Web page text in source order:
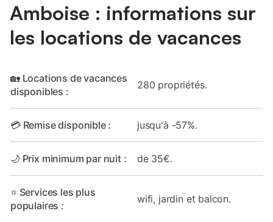
Amboise : informations sur
les locations de vacances
🏡 Locations de vacances
disponibles :
280 propriétés.
💳 Remise disponible : jusqu'à -57%.
🌙 Prix minimum par nuit : de 35€.
⭐ Services les plus
populaires :
wifi, jardin et balcon.